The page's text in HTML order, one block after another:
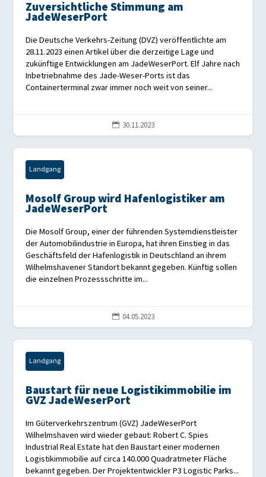
Zuversichtliche Stimmung am
JadeWeserPort
Die Deutsche Verkehrs-Zeitung (DVZ) veröffentlichte am
28.11.2023 einen Artikel über die derzeitige Lage und
zukünftige Entwicklungen am JadeWeserPort. Elf Jahre nach
Inbetriebnahme des Jade-Weser-Ports ist das
Containerterminal zwar immer noch weit von seiner...
 30.11.2023
Landgang
Mosolf Group wird Hafenlogistiker am
JadeWeserPort
Die Mosolf Group, einer der führenden Systemdienstleister
der Automobilindustrie in Europa, hat ihren Einstieg in das
Geschäftsfeld der Hafenlogistik in Deutschland an ihrem
Wilhelmshavener Standort bekannt gegeben. Künftig sollen
die einzelnen Prozessschritte im...
 04.05.2023
Landgang
Baustart für neue Logistikimmobilie im
GVZ JadeWeserPort
Im Güterverkehrszentrum (GVZ) JadeWeserPort
Wilhelmshaven wird wieder gebaut: Robert C. Spies
Industrial Real Estate hat den Baustart einer modernen
Logistikimmobilie auf circa 140.000 Quadratmeter Fläche
bekannt gegeben. Der Projektentwickler P3 Logistic Parks...